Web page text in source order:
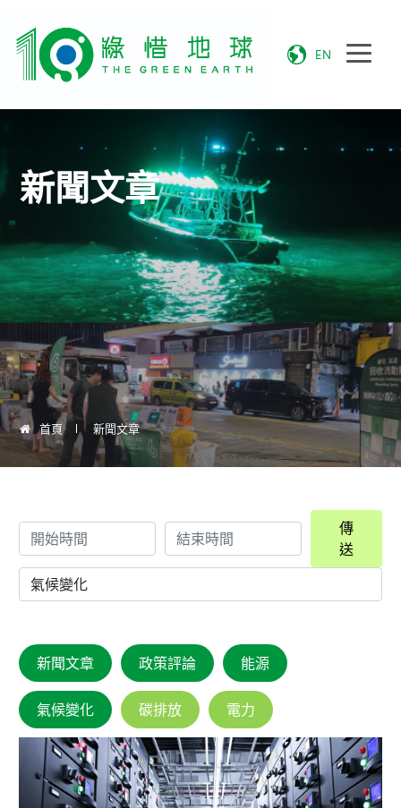
EN
新聞文章
首頁 新聞文章
傳
送
新聞文章 政策評論 能源
氣候變化 碳排放 電力